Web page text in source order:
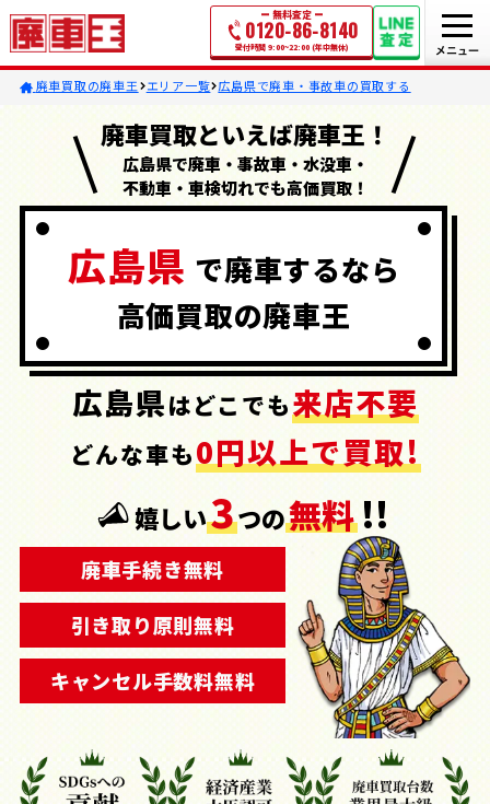
無料査定
0120-86-8140
受付時間 9:00~22:00 (年中無休)
廃車買取の廃車王 エリア一覧 広島県で廃車・事故車の買取する
廃車買取といえば廃車王！
広島県で廃車・事故車・水没車・
不動車・車検切れでも高価買取！
広島県 で廃車するなら
高価買取の廃車王
広島県はどこでも来店不要
どんな車も0円以上で買取!
嬉しい3つの無料 !!
廃車手続き無料
引き取り原則無料
キャンセル手数料無料